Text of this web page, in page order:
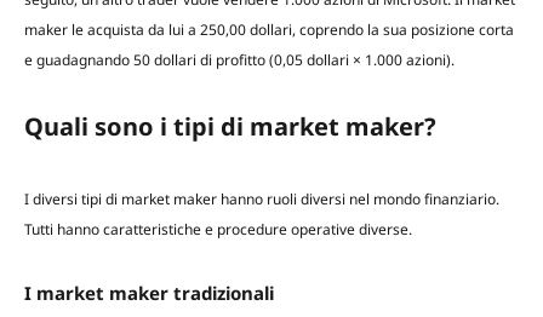
maker le acquista da lui a 250,00 dollari, coprendo la sua posizione corta
e guadagnando 50 dollari di profitto (0,05 dollari × 1.000 azioni).
Quali sono i tipi di market maker?
I diversi tipi di market maker hanno ruoli diversi nel mondo finanziario.
Tutti hanno caratteristiche e procedure operative diverse.
I market maker tradizionali